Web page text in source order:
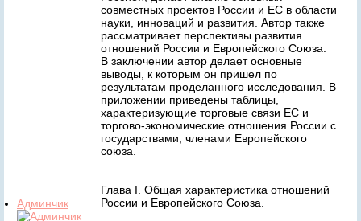
Админчик
совместных проектов России и ЕС в области
науки, инноваций и развития. Автор также
рассматривает перспективы развития
отношений России и Европейского Союза.
В заключении автор делает основные
выводы, к которым он пришел по
результатам проделанного исследования. В
приложении приведены таблицы,
характеризующие торговые связи ЕС и
торгово-экономические отношения России с
государствами, членами Европейского
союза.
Глава I. Общая характеристика отношений
России и Европейского Союза.